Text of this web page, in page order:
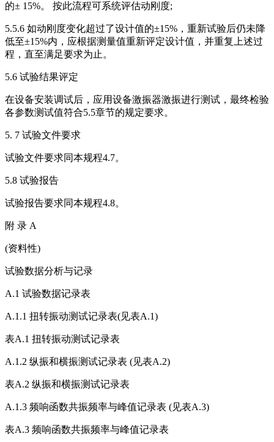
的± 15%。 按此流程可系统评估动刚度;
5.5.6 如动刚度变化超过了设计值的±15%，重新试验后仍未降
低至±15%内，应根据测量值重新评定设计值，并重复上述过
程，直至满足要求为止。
5.6 试验结果评定
在设备安装调试后，应用设备激振器激振进行测试，最终检验
各参数测试值符合5.5章节的规定要求。
5. 7 试验文件要求
试验文件要求同本规程4.7。
5.8 试验报告
试验报告要求同本规程4.8。
附 录 A
(资料性)
试验数据分析与记录
A.1 试验数据记录表
A.1.1 扭转振动测试记录表(见表A.1)
表A.1 扭转振动测试记录表
A.1.2 纵振和横振测试记录表 (见表A.2)
表A.2 纵振和横振测试记录表
A.1.3 频响函数共振频率与峰值记录表 (见表A.3)
表A.3 频响函数共振频率与峰值记录表